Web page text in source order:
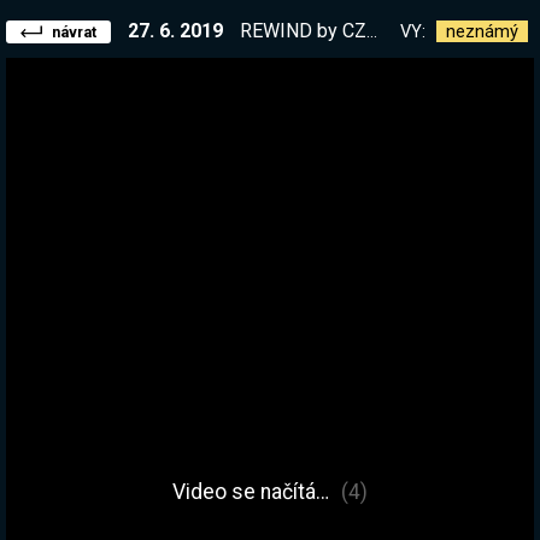
návrat 27. 6. 2019 REWIND by CZC.cz #36 VY: neznámý
Video se načítá… (4)